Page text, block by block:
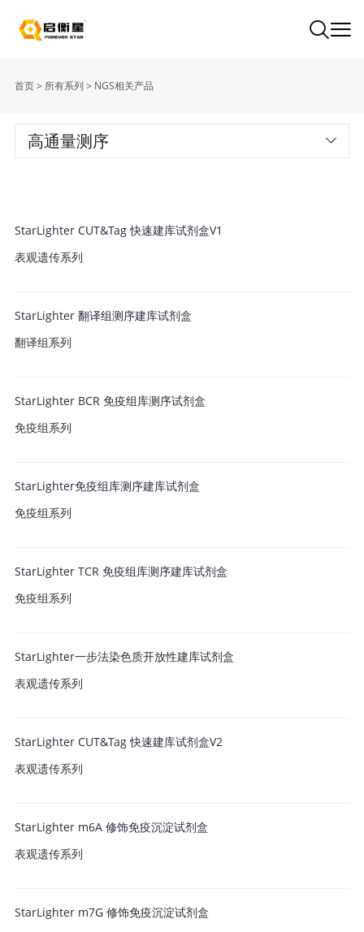
首页> 所有系列 > NGS相关产品
高通量测序
StarLighter CUT&Tag 快速建库试剂盒V1
表观遗传系列
StarLighter 翻译组测序建库试剂盒
翻译组系列
StarLighter BCR 免疫组库测序试剂盒
免疫组系列
StarLighter免疫组库测序建库试剂盒
免疫组系列
StarLighter TCR 免疫组库测序建库试剂盒
免疫组系列
StarLighter一步法染色质开放性建库试剂盒
表观遗传系列
StarLighter CUT&Tag 快速建库试剂盒V2
表观遗传系列
StarLighter m6A 修饰免疫沉淀试剂盒
表观遗传系列
StarLighter m7G 修饰免疫沉淀试剂盒